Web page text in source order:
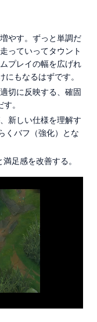
やす。ずっと単調だ
っていってタウント
プレイの幅を広げれ
もなるはずです。
切に反映する、確固
。
新しい仕様を理解す
くバフ（強化）とな
足感を改善する。